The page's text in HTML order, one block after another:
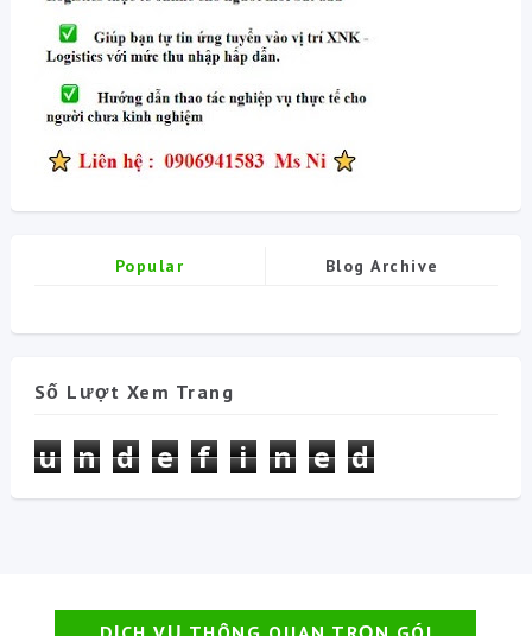
Popular Blog Archive
Số Lượt Xem Trang
u n d e f i n e d